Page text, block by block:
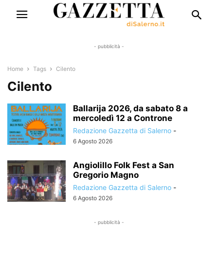
- pubblicità -
Home Tags Cilento
Cilento
Ballarija 2026, da sabato 8 a
mercoledì 12 a Controne
Redazione Gazzetta di Salerno -
6 Agosto 2026
Angiolillo Folk Fest a San
Gregorio Magno
Redazione Gazzetta di Salerno -
6 Agosto 2026
- pubblicità -